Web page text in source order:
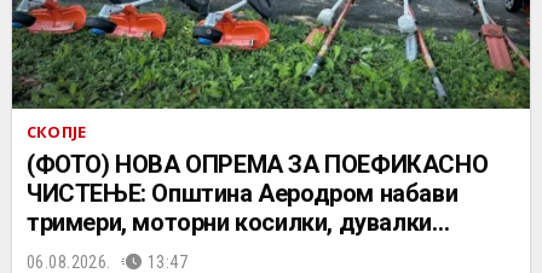
СКОПЈЕ
(ФОТО) НОВА ОПРЕМА ЗА ПОЕФИКАСНО
ЧИСТЕЊЕ: Општина Аеродром набави
тримери, моторни косилки, дувалки…
06.08.2026. 13:47